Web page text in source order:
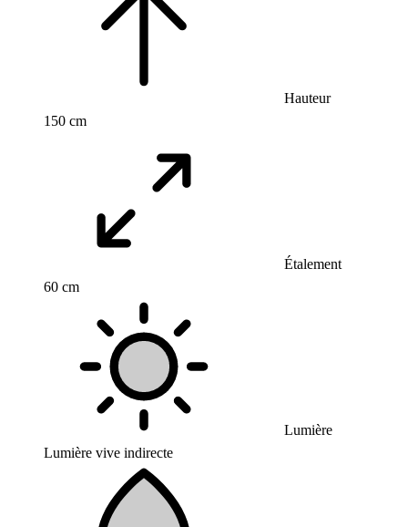
Hauteur
150 cm
Étalement
60 cm
Lumière
Lumière vive indirecte